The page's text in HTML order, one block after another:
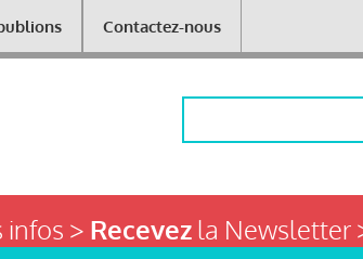
Contactez-nous
> Recevezla Newsletter